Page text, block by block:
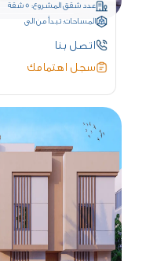
عدد شقق المشروع: 5 شقة
المساحات: تبدأ من الى
اتصل بنا
سجل اهتمامك